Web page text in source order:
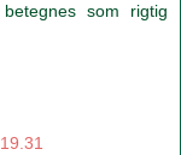
som rigtig